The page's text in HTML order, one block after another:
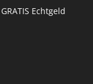
Echtgeld